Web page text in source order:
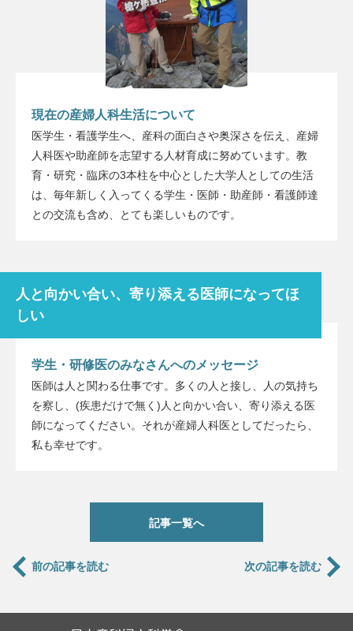
現在の産婦人科生活について
医学生・看護学生へ、産科の面白さや奥深さを伝え、産婦
人科医や助産師を志望する人材育成に努めています。教
育・研究・臨床の3本柱を中心とした大学人としての生活
は、毎年新しく入ってくる学生・医師・助産師・看護師達
との交流も含め、とても楽しいものです。
人と向かい合い、寄り添える医師になってほ
しい
学生・研修医のみなさんへのメッセージ
医師は人と関わる仕事です。多くの人と接し、人の気持ち
を察し、(疾患だけで無く)人と向かい合い、寄り添える医
師になってください。それが産婦人科医としてだったら、
私も幸せです。
前の記事を読む
記事一覧へ
次の記事を読む